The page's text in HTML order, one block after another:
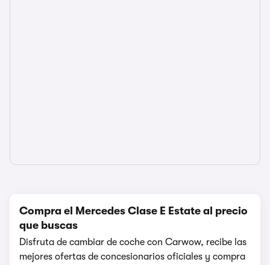
Compra el Mercedes Clase E Estate al precio
que buscas
Disfruta de cambiar de coche con Carwow, recibe las
mejores ofertas de concesionarios oficiales y compra